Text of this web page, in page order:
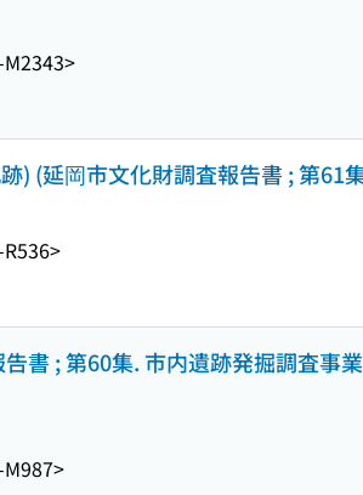
) (延岡市文化財調査報告書 ; 第61
書 ; 第60集. 市内遺跡発掘調査事